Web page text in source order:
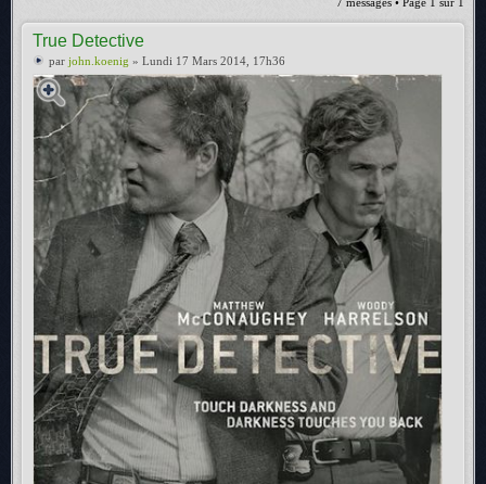
True Detective
par john.koenig » Lundi 17 Mars 2014, 17h36